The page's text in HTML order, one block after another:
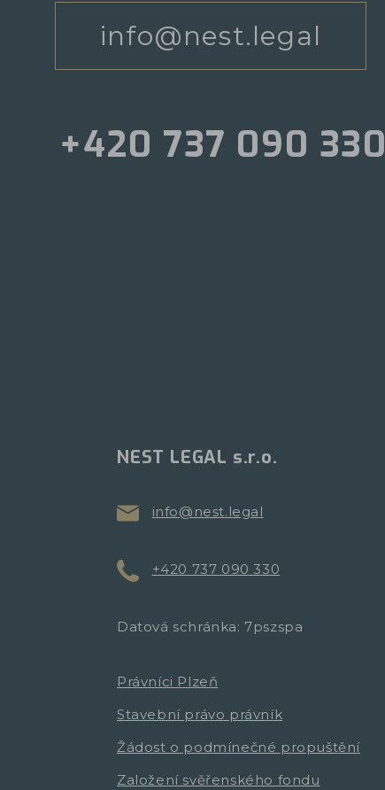
info@nest.legal
+420 737 090 330
NEST LEGAL s.r.o.
info@nest.legal
+420 737 090 330
Datová schránka: 7pszspa
Právníci Plzeň
Stavební právo právník
Žádost o podmínečné propuštění
Založení svěřenského fondu